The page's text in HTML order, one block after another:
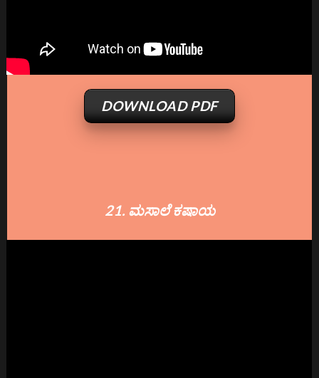
DOWNLOAD PDF
21. ಮಸಾಲೆ ಕಷಾಯ